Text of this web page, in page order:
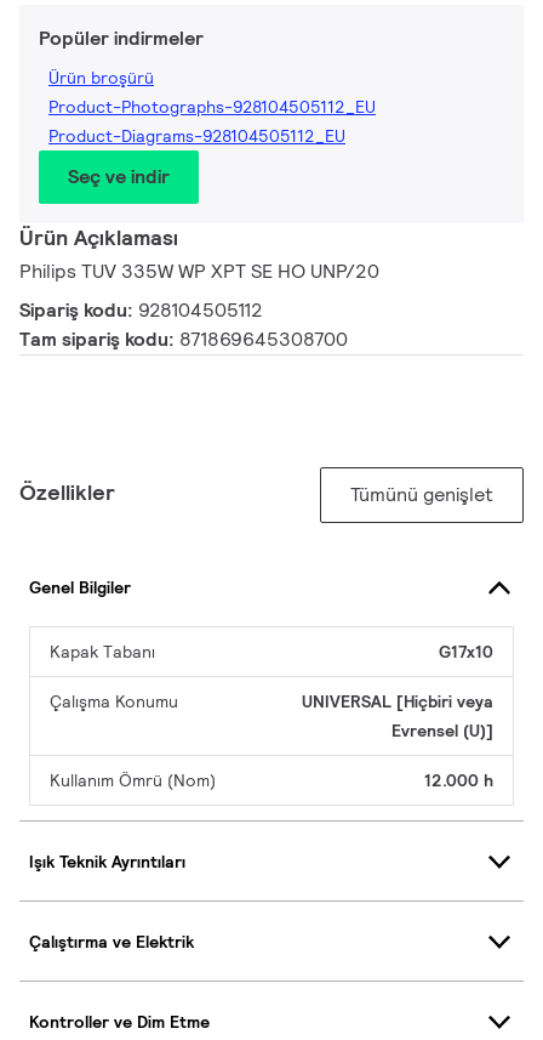
Popüler indirmeler
Ürün broşürü
Product-Photographs-928104505112_EU
Product-Diagrams-928104505112_EU
Seç ve indir
Ürün Açıklaması
Philips TUV 335W WP XPT SE HO UNP/20
Sipariş kodu: 928104505112
Tam sipariş kodu: 871869645308700
Özellikler Tümünü genişlet
Genel Bilgiler
Kapak Tabanı G17x10
Çalışma Konumu
UNIVERSAL [Hiçbiri veya
Evrensel (U)]
Kullanım Ömrü (Nom) 12.000 h
Işık Teknik Ayrıntıları
Çalıştırma ve Elektrik
Kontroller ve Dim Etme